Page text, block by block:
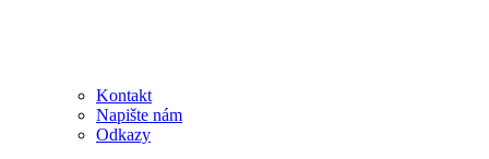
Kontakt
Napište nám
Odkazy